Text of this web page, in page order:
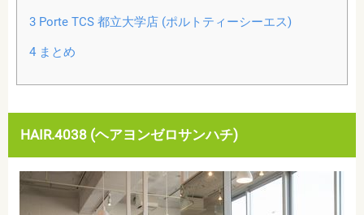
3Porte TCS 都立大学店 (ポルトティーシーエス)
4まとめ
HAIR.4038 (ヘアヨンゼロサンハチ)